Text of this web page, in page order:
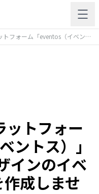
ス）」で オリジナルデザインのイベントWEBページを作成しませんか？
ットフォー
ントス）」
インのイベ
成しませ